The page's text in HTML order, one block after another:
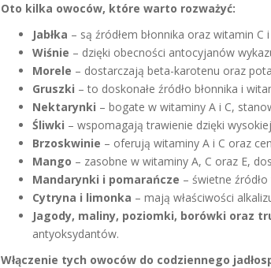
Oto kilka owoców, które warto rozważyć:
Jabłka – są źródłem błonnika oraz witamin C
Wiśnie – dzięki obecności antocyjanów
Morele – dostarczają beta-karotenu oraz
Gruszki – to doskonałe źródło błonnika i
Nektarynki – bogate w witaminy A i C,
Śliwki – wspomagają trawienie dzięki
Brzoskwinie – oferują witaminy A i C oraz
Mango – zasobne w witaminy A, C oraz E,
Mandarynki i pomarańcze – świetne
Cytryna i limonka – mają właściwości
Jagody, maliny, poziomki, borówki oraz
antyoksydantów.
Włączenie tych owoców do codziennego